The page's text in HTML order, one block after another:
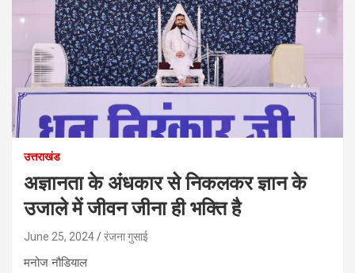
उत्तराखंड
अज्ञानता के अंधकार से निकलकर ज्ञान के
उजाले में जीवन जीना ही भक्ति है
June 25, 2024 रंजना गुसाई
मनोज नौडियाल